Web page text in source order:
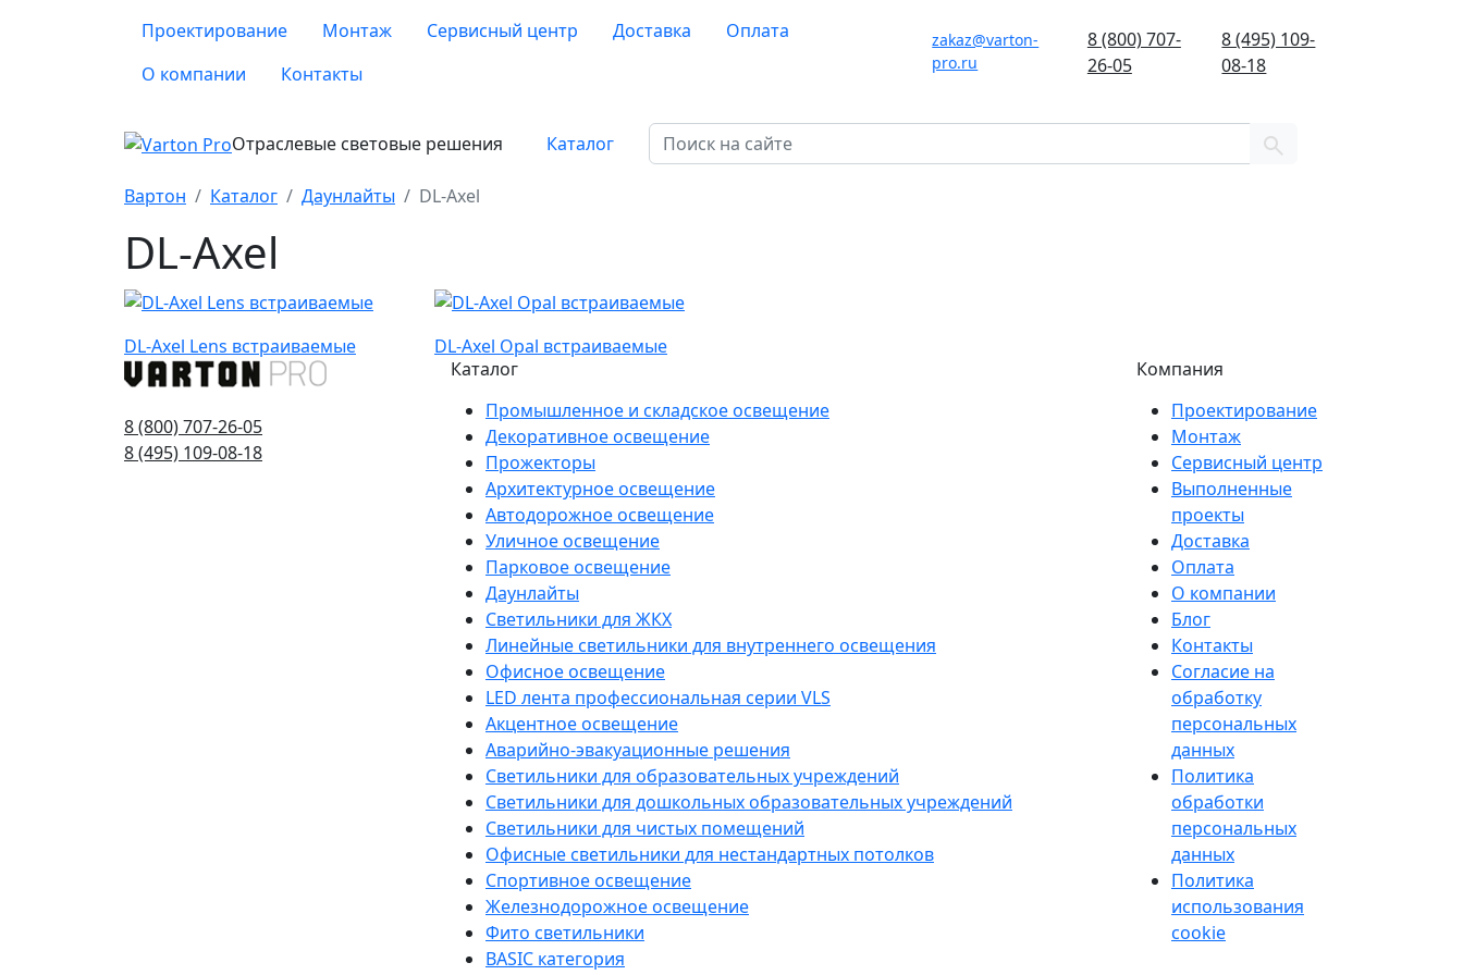
Проектирование Монтаж Сервисный центр Доставка
Оплата
О компании
Контакты
zakaz@varton-
pro.ru
8 (800) 707-
26-05
8 (495) 109-
08-18
Отраслевые световые решения Каталог
Вартон Каталог Даунлайты DL-Axel
DL-Axel
DL-Axel Lens встраиваемые DL-Axel Opal встраиваемые
8 (800) 707-26-05
8 (495) 109-08-18
Каталог
Промышленное и складское освещение
Декоративное освещение
Прожекторы
Архитектурное освещение
Автодорожное освещение
Уличное освещение
Парковое освещение
Даунлайты
Светильники для ЖКХ
Линейные светильники для внутреннего освещения
Офисное освещение
LED лента профессиональная серии VLS
Акцентное освещение
Аварийно-эвакуационные решения
Светильники для образовательных учреждений
Светильники для дошкольных образовательных учреждений
Светильники для чистых помещений
Офисные светильники для нестандартных потолков
Спортивное освещение
Железнодорожное освещение
Фито светильники
BASIC категория
Компания
Проектирование
Монтаж
Сервисный центр
Выполненные
проекты
Доставка
Оплата
О компании
Блог
Контакты
Согласие на
обработку
персональных
данных
Политика
обработки
персональных
данных
Политика
использования
cookie